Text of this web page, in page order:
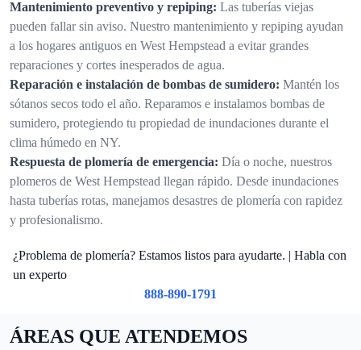
Mantenimiento preventivo y repiping: Las tuberías viejas
pueden fallar sin aviso. Nuestro mantenimiento y repiping ayudan
a los hogares antiguos en West Hempstead a evitar grandes
reparaciones y cortes inesperados de agua.
Reparación e instalación de bombas de sumidero: Mantén los
sótanos secos todo el año. Reparamos e instalamos bombas de
sumidero, protegiendo tu propiedad de inundaciones durante el
clima húmedo en NY.
Respuesta de plomería de emergencia: Día o noche, nuestros
plomeros de West Hempstead llegan rápido. Desde inundaciones
hasta tuberías rotas, manejamos desastres de plomería con rapidez
y profesionalismo.
¿Problema de plomería? Estamos listos para ayudarte. | Habla con
un experto
888-890-1791
ÁREAS QUE ATENDEMOS